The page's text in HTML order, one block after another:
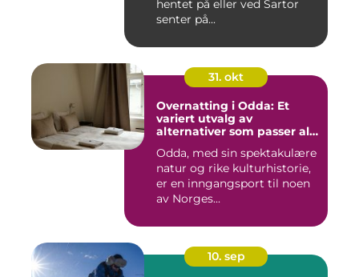
hentet på eller ved Sartor
senter på...
31. okt
Overnatting i Odda: Et
variert utvalg av
alternativer som passer alle
Odda, med sin spektakulære
natur og rike kulturhistorie,
er en inngangsport til noen
av Norges...
10. sep